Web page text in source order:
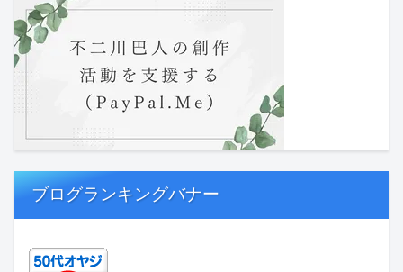
ブログランキングバナー